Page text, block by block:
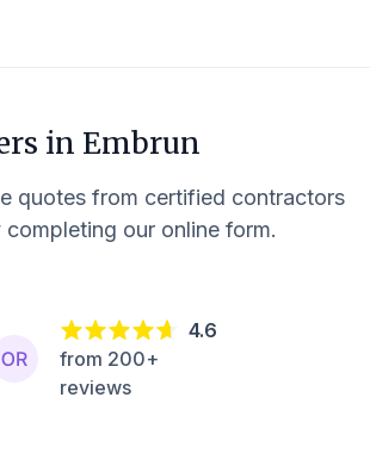
in Embrun
quotes from certified contractors
completing our online form.
4.6
from 200+
reviews